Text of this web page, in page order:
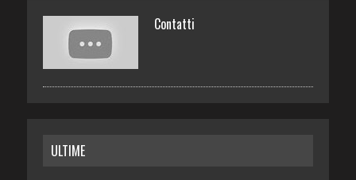
Contatti
ULTIME